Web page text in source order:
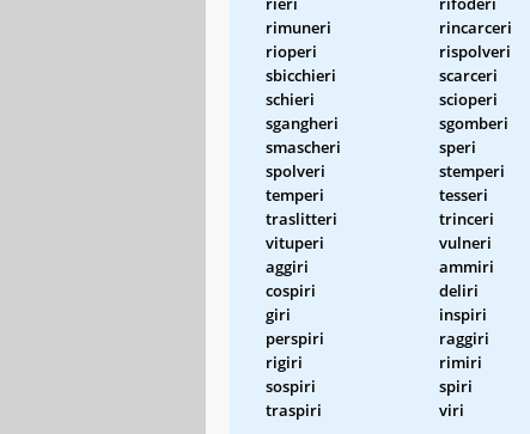
rimuneri
rincarceri
rioperi
rispolveri
sbicchieri
scarceri
schieri
scioperi
sgangheri
sgomberi
smascheri
speri
spolveri
stemperi
temperi
tesseri
traslitteri
trinceri
vituperi
vulneri
aggiri
ammiri
cospiri
deliri
giri
inspiri
perspiri
raggiri
rigiri
rimiri
sospiri
spiri
traspiri
viri